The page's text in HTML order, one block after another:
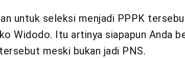
untuk seleksi menjadi PPPK
Widodo. Itu artinya siapapun Anda
meski bukan jadi PNS.